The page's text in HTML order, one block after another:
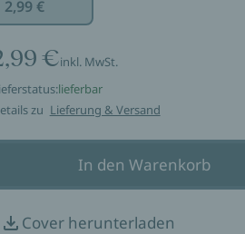
2,99 €
€inkl. MwSt.
lieferbar
zu Lieferung & Versand
In den Warenkorb
Cover herunterladen